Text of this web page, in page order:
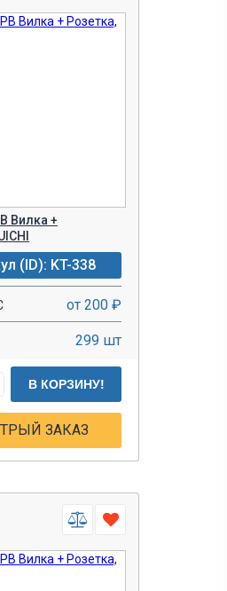
Вилка +
(ID): KT-338
от 200 ₽
299 шт
В КОРЗИНУ!
ЗАКАЗ